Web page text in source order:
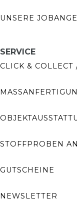
UNSERE
SERVICE
CLICK & COLLECT
STOFFPROBEN
GUTSCHEINE
NEWSLETTER